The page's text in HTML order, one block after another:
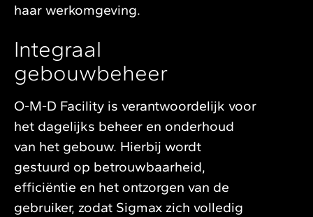
haar werkomgeving.
Integraal
gebouwbeheer
O-M-D Facility is verantwoordelijk voor
het dagelijks beheer en onderhoud
van het gebouw. Hierbij wordt
gestuurd op betrouwbaarheid,
efficiëntie en het ontzorgen van de
gebruiker, zodat Sigmax zich volledig